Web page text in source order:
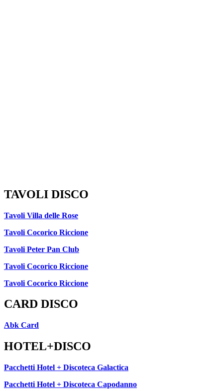
TAVOLI DISCO
Tavoli Villa delle Rose
Tavoli Cocorico Riccione
Tavoli Peter Pan Club
Tavoli Cocorico Riccione
Tavoli Cocorico Riccione
CARD DISCO
Abk Card
HOTEL+DISCO
Pacchetti Hotel + Discoteca Galactica
Pacchetti Hotel + Discoteca Capodanno